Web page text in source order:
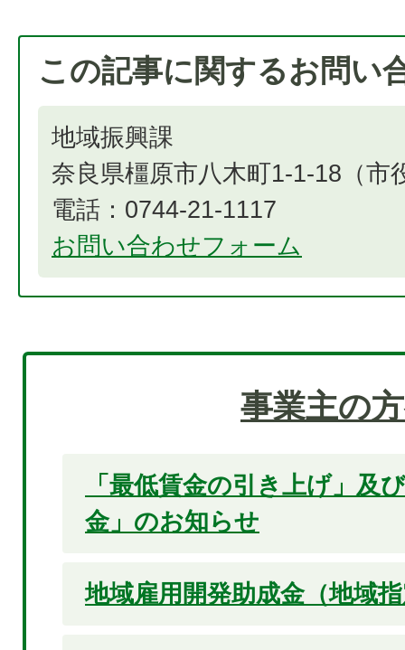
この記事に関するお問い
地域振興課
奈良県橿原市八木町1-1-18（市
電話：0744-21-1117
お問い合わせフォーム
事業主の
「最低賃金の引き上げ」及
金」のお知らせ
地域雇用開発助成金（地域